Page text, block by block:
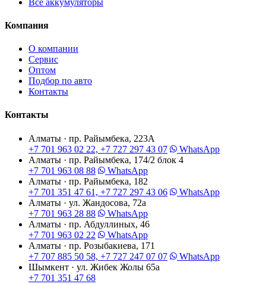
Компания
О компании
Сервис
Оптом
Подбор по авто
Контакты
Контакты
Алматы · пр. Райымбека, 223А
+7 701 963 02 22, +7 727 297 43 07
WhatsApp
Алматы · пр. Райымбека, 174/2 блок 4
+7 701 963 08 88
WhatsApp
Алматы · пр. Райымбека, 182
+7 701 351 47 61, +7 727 297 43 06
WhatsApp
Алматы · ул. Жандосова, 72а
+7 701 963 28 88
WhatsApp
Алматы · пр. Абдуллиных, 46
+7 701 963 02 22
WhatsApp
Алматы · пр. Розыбакиева, 171
+7 707 885 50 58, +7 727 247 07 07
WhatsApp
Шымкент · ул. Жибек Жолы 65а
+7 701 351 47 68